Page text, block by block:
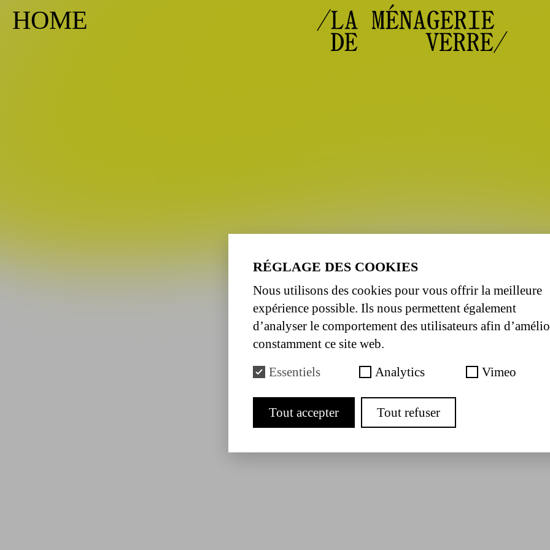
HOME
RÉGLAGE DES COOKIES
Nous utilisons des cookies pour vous offrir la meilleure
expérience possible. Ils nous permettent également
d’analyser le comportement des utilisateurs afin
constamment ce site web.
Essentiels
Analytics Vimeo
Tout accepter Tout refuser